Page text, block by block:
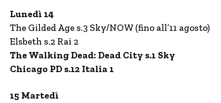
Lunedì 14
The Gilded Age s.3 Sky/NOW (fino all’11 agosto)
Elsbeth s.2 Rai 2
The Walking Dead: Dead City s.1 Sky
Chicago PD s.12 Italia 1
15 Martedì